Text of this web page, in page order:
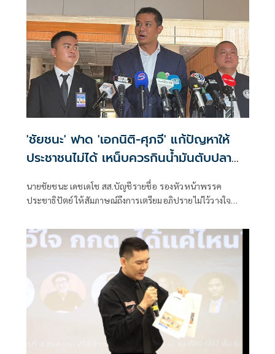
'ชัยชนะ' ฟาด 'เอกนิติ-ศุภจี' แก้ปัญหาให้
ประชาชนไม่ได้ เหน็บควรกินน้ำมันตับปลา
นายชัยชนะ เดชเดโช สส.บัญชีรายชื่อ รองหัวหน้าพรรค
ประชาธิปัตย์ ให้สัมภาษณ์ถึงการเตรียมอภิปรายไม่ไว้วางใจ
ไหร่ที่ฝ่ายค้านมีมติว่ายื่นอภิปรายไม่ไว้วางใจ พรรคร่วมฝ่าย
ค้านก็จะนำเรื่องกลับหารือแต่ละพรรค ยืนยันว่ามีความพร้อม
อยู่แล้ว ซึ่งต้องดูไทม์ไลน์ว่าพรรคประชาชนกำหนดช่วงไหน